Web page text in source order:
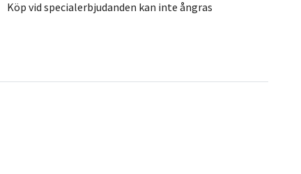
Köp vid specialerbjudanden kan inte ångras